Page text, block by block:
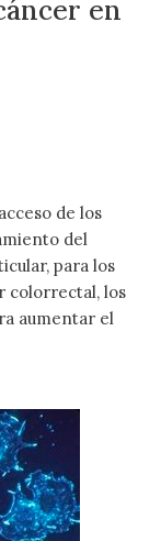
en
de los
del
para los
colorrectal, los
aumentar el